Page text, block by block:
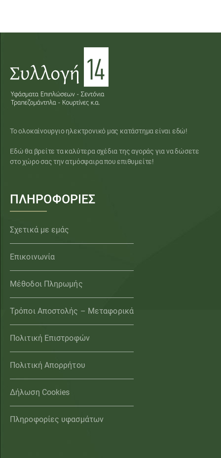
Το ολοκαίνουργιο ηλεκτρονικό μας κατάστημα είναι εδώ!
Εδώ θα βρείτε τα καλύτερα σχέδια της αγοράς για να δώσετε
στο χώρο σας την ατμόσφαιρα που επιθυμείτε!
ΠΛΗΡΟΦΟΡΙΕΣ
Σχετικά με εμάς
Επικοινωνία
Μέθοδοι Πληρωμής
Τρόποι Αποστολής – Μεταφορικά
Πολιτική Επιστροφών
Πολιτική Απορρήτου
Δήλωση Cookies
Πληροφορίες υφασμάτων